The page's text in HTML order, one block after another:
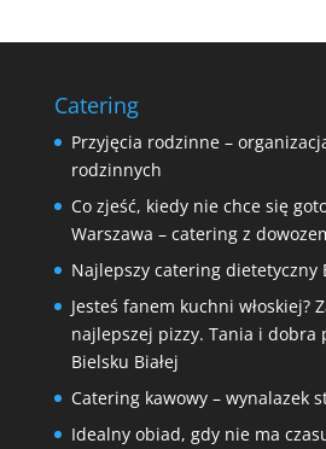
Catering
Przyjęcia rodzinne –
rodzinnych
Co zjeść, kiedy nie chce się
Warszawa – catering z
Najlepszy catering dietetyczny
Jesteś fanem kuchni włoskiej?
najlepszej pizzy. Tania i dobra
Bielsku Białej
Catering kawowy – wynalazek
Idealny obiad, gdy nie ma